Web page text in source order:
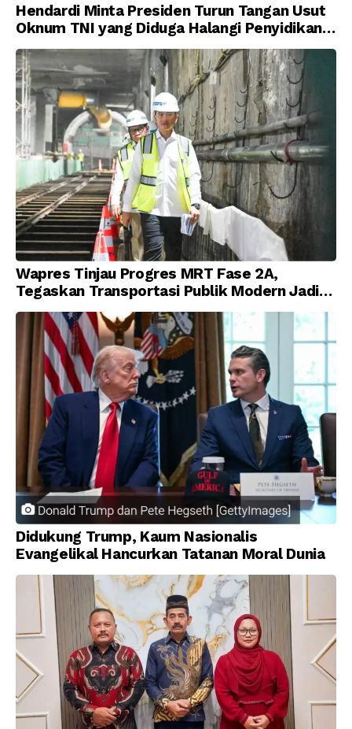
Hendardi Minta Presiden Turun Tangan Usut
Oknum TNI yang Diduga Halangi Penyidikan
Korupsi
Wapres Tinjau Progres MRT Fase 2A,
Tegaskan Transportasi Publik Modern Jadi
Prioritas Nasional
Didukung Trump, Kaum Nasionalis
Evangelikal Hancurkan Tatanan Moral Dunia